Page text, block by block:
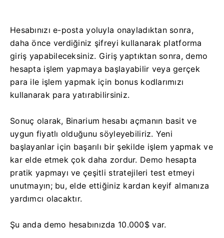
Hesabınızı e-posta yoluyla onayladıktan sonra,
daha önce verdiğiniz şifreyi kullanarak platforma
giriş yapabileceksiniz. Giriş yaptıktan sonra, demo
hesapta işlem yapmaya başlayabilir veya gerçek
para ile işlem yapmak için bonus kodlarımızı
kullanarak para yatırabilirsiniz.
Sonuç olarak, Binarium hesabı açmanın basit ve
uygun fiyatlı olduğunu söyleyebiliriz. Yeni
başlayanlar için başarılı bir şekilde işlem yapmak ve
kar elde etmek çok daha zordur. Demo hesapta
pratik yapmayı ve çeşitli stratejileri test etmeyi
unutmayın; bu, elde ettiğiniz kardan keyif almanıza
yardımcı olacaktır.
Şu anda demo hesabınızda 10.000$ var.